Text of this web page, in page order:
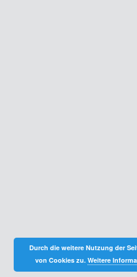
Durch die weitere Nutzung der
von Cookies zu. Weitere